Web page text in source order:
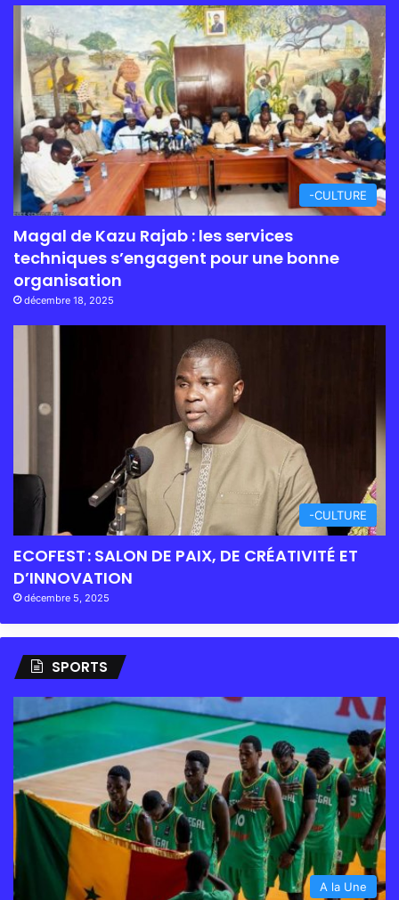
-CULTURE
Magal de Kazu Rajab : les services
techniques s’engagent pour une bonne
organisation
décembre 18, 2025
-CULTURE
ECOFEST : SALON DE PAIX, DE CRÉATIVITÉ ET
D’INNOVATION
décembre 5, 2025
SPORTS
A la Une